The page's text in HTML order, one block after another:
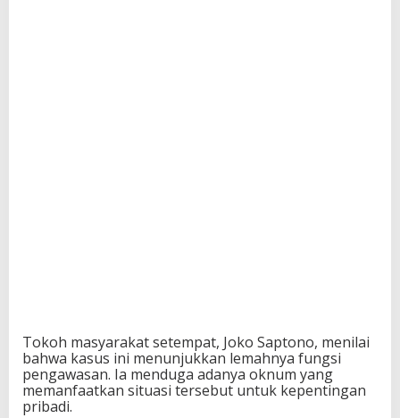
Tokoh masyarakat setempat, Joko Saptono, menilai
bahwa kasus ini menunjukkan lemahnya fungsi
pengawasan. Ia menduga adanya oknum yang
memanfaatkan situasi tersebut untuk kepentingan
pribadi.